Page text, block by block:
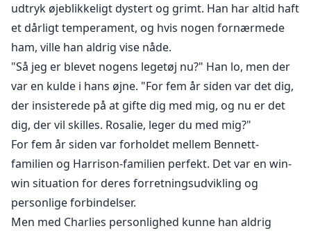
udtryk øjeblikkeligt dystert og grimt. Han har altid haft
et dårligt temperament, og hvis nogen fornærmede
ham, ville han aldrig vise nåde.
"Så jeg er blevet nogens legetøj nu?" Han lo, men der
var en kulde i hans øjne. "For fem år siden var det dig,
der insisterede på at gifte dig med mig, og nu er det
dig, der vil skilles. Rosalie, leger du med mig?"
For fem år siden var forholdet mellem Bennett-
familien og Harrison-familien perfekt. Det var en win-
win situation for deres forretningsudvikling og
personlige forbindelser.
Men med Charlies personlighed kunne han aldrig